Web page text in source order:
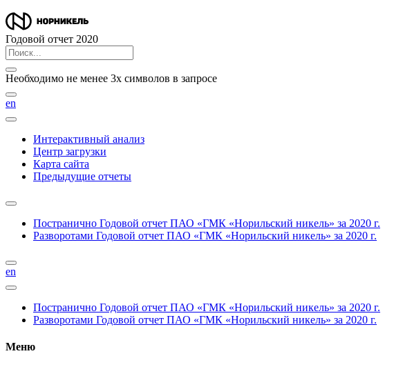
Годовой отчет 2020
Необходимо не менее 3х символов в запросе
en
Интерактивный анализ
Центр загрузки
Карта сайта
Предыдущие отчеты
Постранично Годовой отчет ПАО «ГМК «Норильский никель» за 2020 г.
Разворотами Годовой отчет ПАО «ГМК «Норильский никель» за 2020 г.
en
Постранично Годовой отчет ПАО «ГМК «Норильский никель» за 2020 г.
Разворотами Годовой отчет ПАО «ГМК «Норильский никель» за 2020 г.
Меню